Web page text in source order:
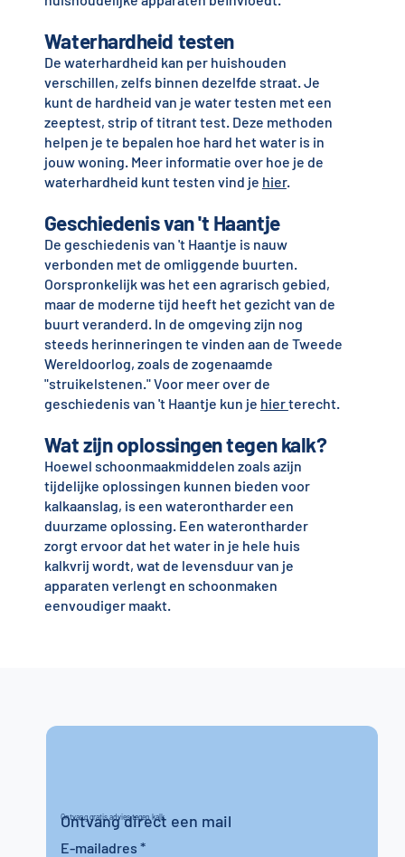
Waterhardheid testen
De waterhardheid kan per huishouden
verschillen, zelfs binnen dezelfde straat. Je
kunt de hardheid van je water testen met een
zeeptest, strip of titrant test. Deze methoden
helpen je te bepalen hoe hard het water is in
jouw woning. Meer informatie over hoe je de
waterhardheid kunt testen vind je hier.
Geschiedenis van 't Haantje
De geschiedenis van 't Haantje is nauw
verbonden met de omliggende buurten.
Oorspronkelijk was het een agrarisch gebied,
maar de moderne tijd heeft het gezicht van de
buurt veranderd. In de omgeving zijn nog
steeds herinneringen te vinden aan de Tweede
Wereldoorlog, zoals de zogenaamde
"struikelstenen." Voor meer over de
geschiedenis van 't Haantje kun je hierterecht.
Wat zijn oplossingen tegen kalk?
Hoewel schoonmaakmiddelen zoals azijn
tijdelijke oplossingen kunnen bieden voor
kalkaanslag, is een waterontharder een
duurzame oplossing. Een waterontharder
zorgt ervoor dat het water in je hele huis
kalkvrij wordt, wat de levensduur van je
apparaten verlengt en schoonmaken
eenvoudiger maakt.
Ontvang gratis advies tegen kalk
Ontvang direct een mail
E-mailadres